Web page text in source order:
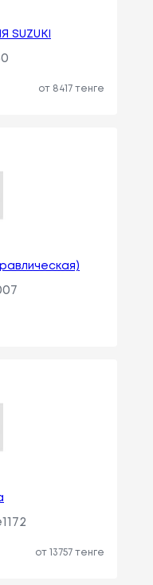
от 8417 тенге
от 13757 тенге